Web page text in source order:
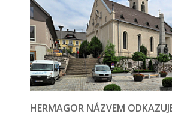
HERMAGOR NÁZVEM